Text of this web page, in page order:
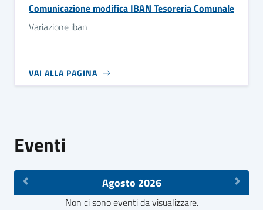
Comunicazione modifica IBAN Tesoreria Comunale
Variazione iban
VAI ALLA PAGINA
Eventi
Agosto 2026
Non ci sono eventi da visualizzare.